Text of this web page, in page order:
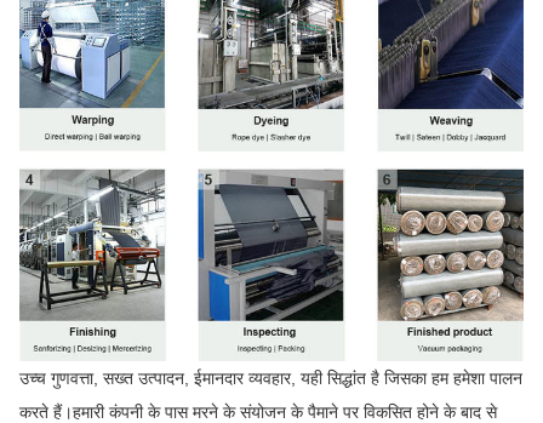
उच्च गुणवत्ता, सख्त उत्पादन, ईमानदार व्यवहार, यही सिद्धांत है जिसका हम हमेशा पालन
करते हैं।हमारी कंपनी के पास मरने के संयोजन के पैमाने पर विकसित होने के बाद से